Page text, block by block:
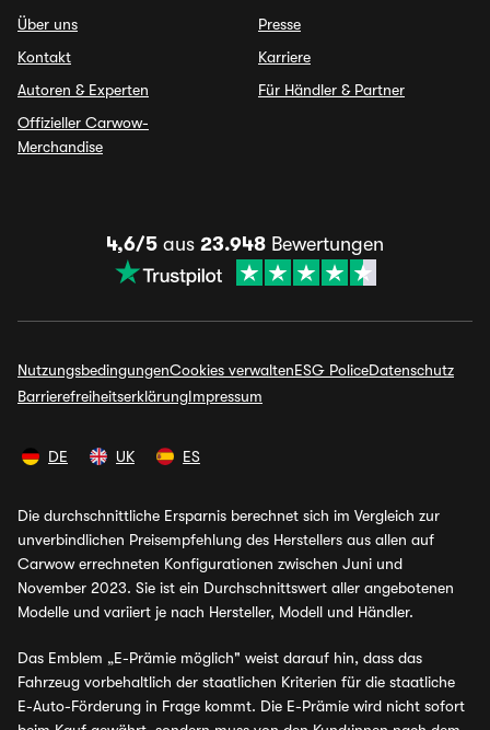
Über uns
Kontakt
Autoren & Experten
Offizieller Carwow-
Merchandise
Presse
Karriere
Für Händler & Partner
4,6/5 aus 23.948 Bewertungen
NutzungsbedingungenCookies verwaltenESG PoliceDatenschutz
BarrierefreiheitserklärungImpressum
DE UK ES
Die durchschnittliche Ersparnis berechnet sich im Vergleich zur
unverbindlichen Preisempfehlung des Herstellers aus allen auf
Carwow errechneten Konfigurationen zwischen Juni und
November 2023. Sie ist ein Durchschnittswert aller angebotenen
Modelle und variiert je nach Hersteller, Modell und Händler.
Das Emblem „E-Prämie möglich" weist darauf hin, dass das
Fahrzeug vorbehaltlich der staatlichen Kriterien für die staatliche
E-Auto-Förderung in Frage kommt. Die E-Prämie wird nicht sofort